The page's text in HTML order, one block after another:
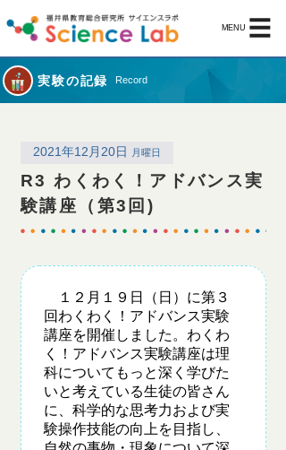
MENU
実験の記録 Record
2021年12月20日 月曜日
R3 わくわく！アドバンス実
験講座（第3回)
１２月１９日（日）に第３
回わくわく！アドバンス実験
講座を開催しました。わくわ
く！アドバンス実験講座は理
科についてもっと深く学びた
いと考えている生徒の皆さん
に、科学的な思考力および実
験操作技能の向上を目指し、